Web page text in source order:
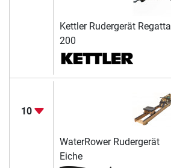
Kettler Rudergerät Regatta
200
10
WaterRower Rudergerät
Eiche